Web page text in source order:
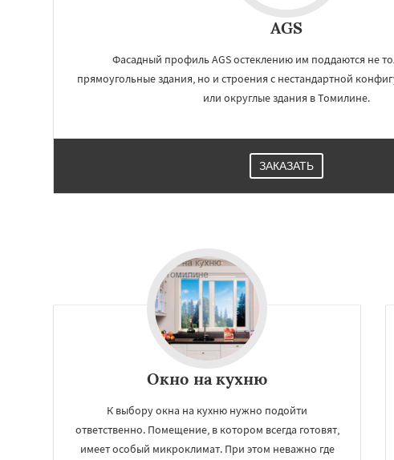
AGS
Фасадный профиль AGS остеклению им поддаются не
прямоугольные здания, но и строения с нестандартной
или округлые здания в Томилине.
ЗАКАЗАТЬ
Окно на кухню
К выбору окна на кухню нужно подойти
ответственно. Помещение, в котором всегда готовят,
имеет особый микроклимат. При этом неважно где